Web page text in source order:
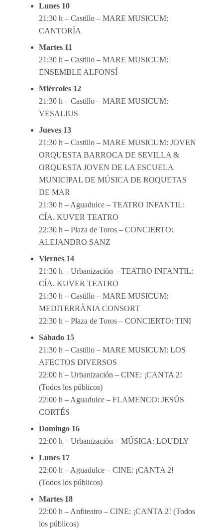
Lunes 10
21:30 h – Castillo – MARE MUSICUM:
CANTORÍA
Martes 11
21:30 h – Castillo – MARE MUSICUM:
ENSEMBLE ALFONSÍ
Miércoles 12
21:30 h – Castillo – MARE MUSICUM:
VESALIUS
Jueves 13
21:30 h – Castillo – MARE MUSICUM: JOVEN
ORQUESTA BARROCA DE SEVILLA &
ORQUESTA JOVEN DE LA ESCUELA
MUNICIPAL DE MÚSICA DE ROQUETAS
DE MAR
21:30 h – Aguadulce – TEATRO INFANTIL:
CÍA. KUVER TEATRO
22:30 h – Plaza de Toros – CONCIERTO:
ALEJANDRO SANZ
Viernes 14
21:30 h – Urbanización – TEATRO INFANTIL:
CÍA. KUVER TEATRO
21:30 h – Castillo – MARE MUSICUM:
MEDITERRÀNIA CONSORT
22:30 h – Plaza de Toros – CONCIERTO: TINI
Sábado 15
21:30 h – Castillo – MARE MUSICUM: LOS
AFECTOS DIVERSOS
22:00 h – Urbanización – CINE: ¡CANTA 2!
(Todos los públicos)
22:00 h – Aguadulce – FLAMENCO: JESÚS
CORTÉS
Domingo 16
22:00 h – Urbanización – MÚSICA: LOUDLY
Lunes 17
22:00 h – Aguadulce – CINE: ¡CANTA 2!
(Todos los públicos)
Martes 18
22:00 h – Anfiteatro – CINE: ¡CANTA 2! (Todos
los públicos)